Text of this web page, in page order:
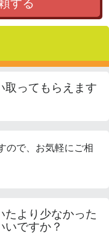
取ってもらえます
ので、お気軽にご相
たより少なかった
ですか？